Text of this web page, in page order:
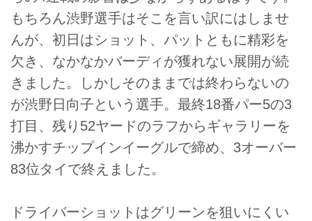
もちろん渋野選手はそこを言い訳にはしませ
んが、初日はショット、パットともに精彩を
欠き、なかなかバーディが獲れない展開が続
きました。しかしそのままでは終わらないの
が渋野日向子という選手。最終18番パー5の3
打目、残り52ヤードのラフからギャラリーを
沸かすチップインイーグルで締め、3オーバー
83位タイで終えました。
ドライバーショットはグリーンを狙いにくい